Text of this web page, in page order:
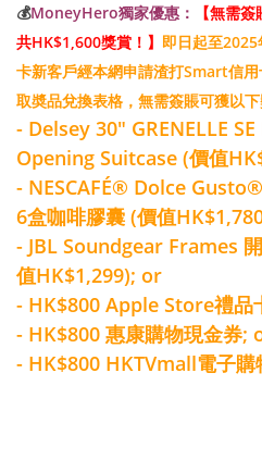
💰MoneyHero獨家優惠：
【無需
共HK$1,600獎賞！】 即日起至
卡新客戶經本網申請渣打Smart信
取奬品兌換表格，無需簽賬可獲以下
- Delsey 30" GRENELLE
Opening Suitcase (價值
- NESCAFÉ® Dolce
6盒咖啡膠囊 (價值
- JBL Soundgear Frames
值HK$1,299); or
- HK$800 Apple Store禮品
- HK$800 惠康購物現金券;
- HK$800 HKTVmall電子購